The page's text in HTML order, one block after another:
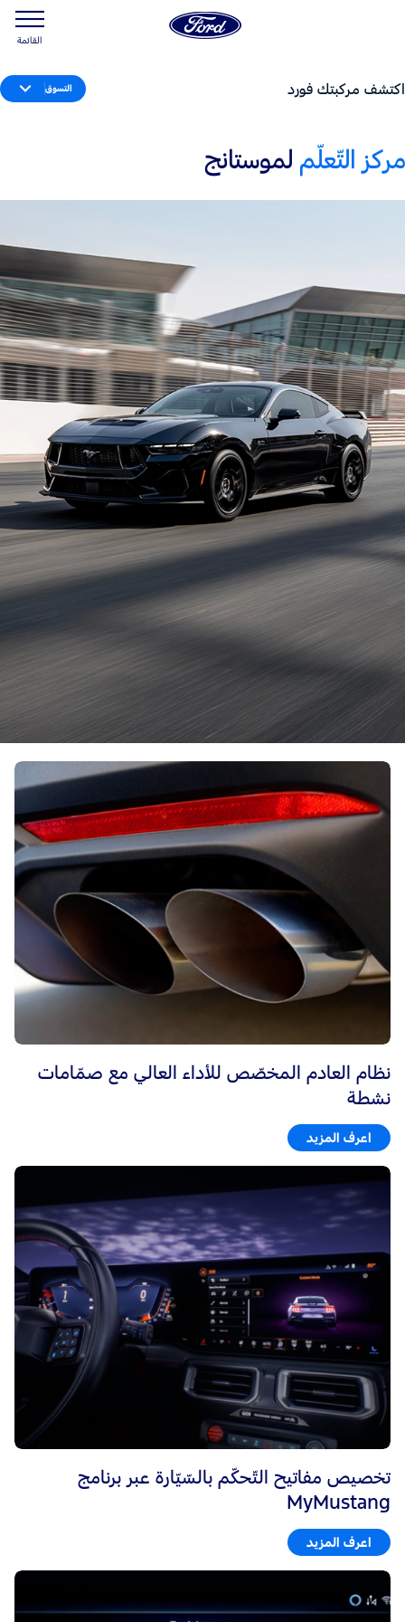
القائمة
اكتشف مركبتك فورد التسوق
مركز التّعلّم لموستانج
نظام العادم المخصّص للأداء العالي مع صمّامات
نشطة
اعرف المزيد
تخصيص مفاتيح التّحكّم بالسّيّارة عبر برنامج
MyMustang
اعرف المزيد